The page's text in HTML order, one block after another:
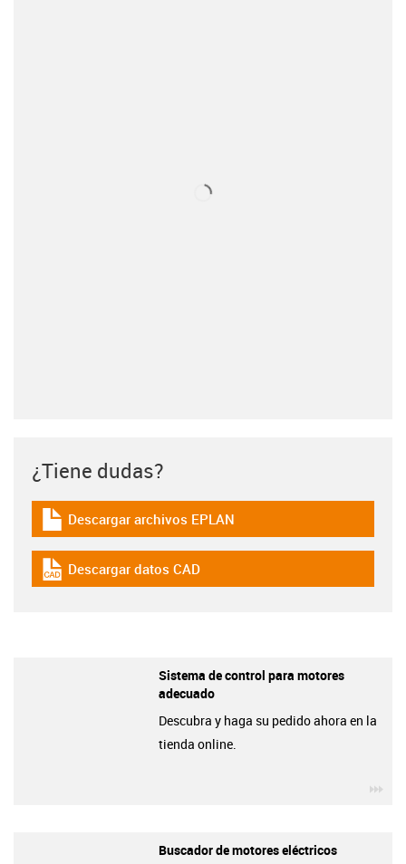
¿Tiene dudas?
igus-icon-download-plan
Descargar archivos EPLAN
igus-icon-cad-dateien
Descargar datos CAD
Sistema de control para motores
adecuado
Descubra y haga su pedido ahora en la
tienda online.
Buscador de motores eléctricos